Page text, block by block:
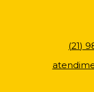
(21)